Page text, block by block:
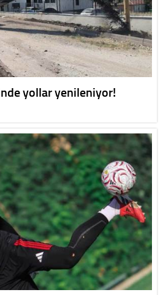
yollar yenileniyor!